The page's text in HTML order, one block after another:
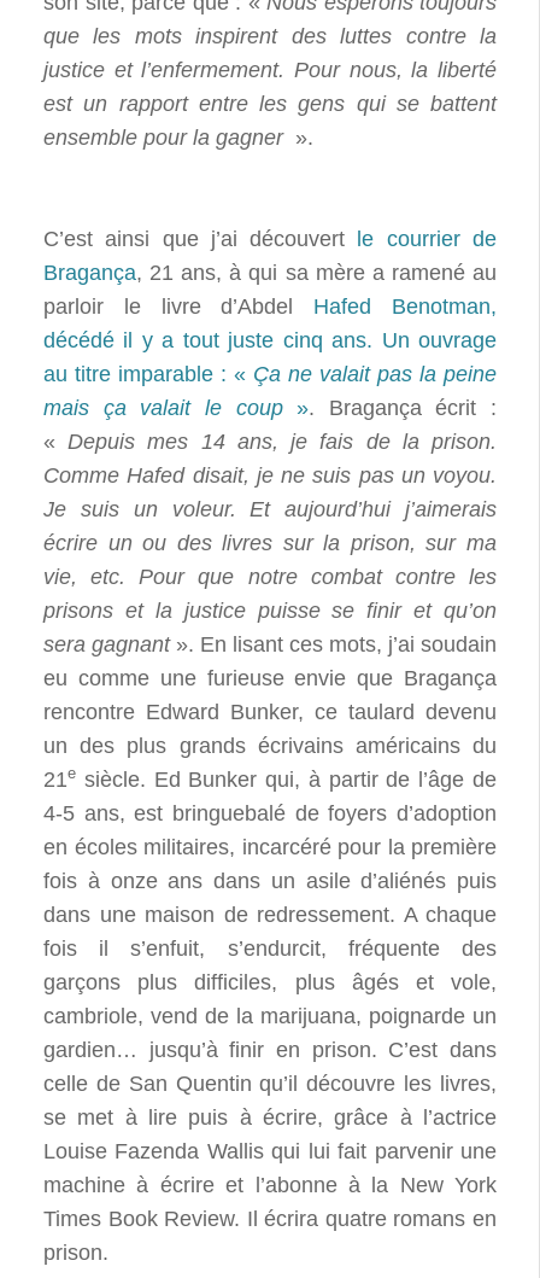
que les mots inspirent des luttes contre la
justice et l’enfermement. Pour nous, la liberté
est un rapport entre les gens qui se battent
ensemble pour la gagner ».
C’est ainsi que j’ai découvert le courrier de
Bragança, 21 ans, à qui sa mère a ramené au
parloir le livre d’Abdel Hafed Benotman,
décédé il y a tout juste cinq ans. Un ouvrage
au titre imparable : « Ça ne valait pas la peine
mais ça valait le coup». Bragança écrit :
« Depuis mes 14 ans, je fais de la prison.
Comme Hafed disait, je ne suis pas un voyou.
Je suis un voleur. Et aujourd’hui j’aimerais
écrire un ou des livres sur la prison, sur ma
vie, etc. Pour que notre combat contre les
prisons et la justice puisse se finir et qu’on
sera gagnant». En lisant ces mots, j’ai soudain
eu comme une furieuse envie que Bragança
rencontre Edward Bunker, ce taulard devenu
un des plus grands écrivains américains du
21e siècle. Ed Bunker qui, à partir de l’âge de
4-5 ans, est bringuebalé de foyers d’adoption
en écoles militaires, incarcéré pour la première
fois à onze ans dans un asile d’aliénés puis
dans une maison de redressement. A chaque
fois il s’enfuit, s’endurcit, fréquente des
garçons plus difficiles, plus âgés et vole,
cambriole, vend de la marijuana, poignarde un
gardien… jusqu’à finir en prison. C’est dans
celle de San Quentin qu’il découvre les livres,
se met à lire puis à écrire, grâce à l’actrice
Louise Fazenda Wallis qui lui fait parvenir une
machine à écrire et l’abonne à la New York
Times Book Review. Il écrira quatre romans en
prison.